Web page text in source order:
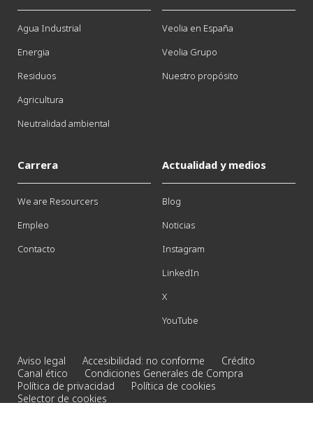
Agua Industrial
Energia
Residuos
Agricultura
Neutralidad ambiental
Veolia en España
Veolia Grupo
Nuestro propósito
Carrera
We are Resourcers
Empleo
Contacto
Actualidad y medios
Blog
Noticias
Instagram
LinkedIn
X
YouTube
Aviso legal Accesibilidad: no conforme
Crédito
Canal ético
Condiciones Generales de Compra
Política de privacidad
Política de cookies
Selector de cookies